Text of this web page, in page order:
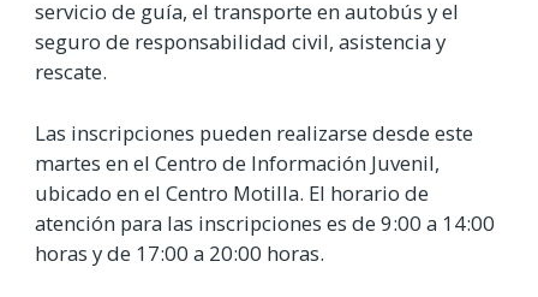
servicio de guía, el transporte en autobús y el
seguro de responsabilidad civil, asistencia y
rescate.
Las inscripciones pueden realizarse desde este
martes en el Centro de Información Juvenil,
ubicado en el Centro Motilla. El horario de
atención para las inscripciones es de 9:00 a 14:00
horas y de 17:00 a 20:00 horas.